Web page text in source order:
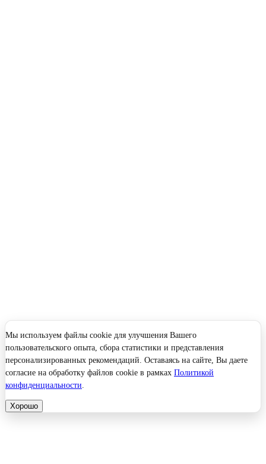
Мы используем файлы cookie для улучшения Вашего
пользовательского опыта, сбора статистики и представления
персонализированных рекомендаций. Оставаясь на сайте, Вы даете
согласие на обработку файлов cookie в рамках Политикой
конфиденциальности
Хорошо